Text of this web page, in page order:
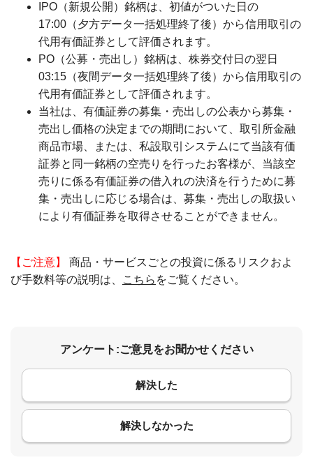
IPO（新規公開）銘柄は、初値がついた日の
17:00（夕方データ一括処理終了後）から信用取引の
代用有価証券として評価されます。
PO（公募・売出し）銘柄は、株券交付日の翌日
03:15（夜間データ一括処理終了後）から信用取引の
代用有価証券として評価されます。
当社は、有価証券の募集・売出しの公表から募集・
売出し価格の決定までの期間において、取引所金融
商品市場、または、私設取引システムにて当該有価
証券と同一銘柄の空売りを行ったお客様が、当該空
売りに係る有価証券の借入れの決済を行うために募
集・売出しに応じる場合は、募集・売出しの取扱い
により有価証券を取得させることができません。
【ご注意】
商品・サービスごとの投資に係るリスクおよ
び手数料等の説明は、
こちら をご覧ください。
アンケート:ご意見をお聞かせください
解決した
解決しなかった
コメント